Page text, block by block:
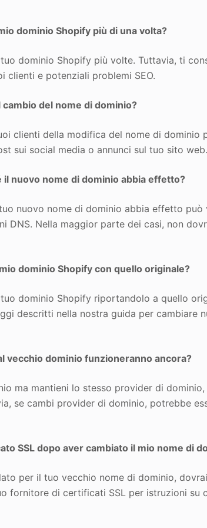
dominio Shopify più di una volta?
dominio Shopify più volte. Tuttavia, ti
clienti e potenziali problemi SEO.
del nome di dominio?
clienti della modifica del nome di dominio
sui social media o annunci sul tuo sito web.
nuovo nome di dominio abbia effetto?
nuovo nome di dominio abbia effetto
DNS. Nella maggior parte dei casi, non
dominio Shopify con quello originale?
dominio Shopify riportandolo a quello
descritti nella nostra guida per cambiare
vecchio dominio funzioneranno ancora?
ma mantieni lo stesso provider di
se cambi provider di dominio, potrebbe
SSL dopo aver cambiato il mio nome di
per il tuo vecchio nome di dominio,
fornitore di certificati SSL per istruzioni su